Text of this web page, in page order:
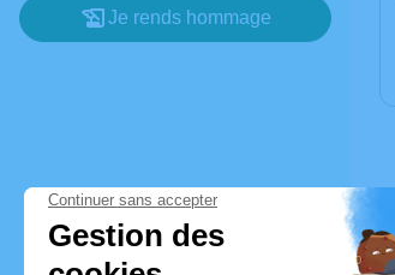
Je rends hommage